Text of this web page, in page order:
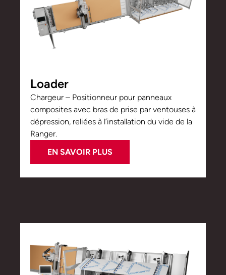
Loader
Chargeur – Positionneur pour panneaux
composites avec bras de prise par ventouses à
dépression, reliées à l’installation du vide de la
Ranger.
EN SAVOIR PLUS